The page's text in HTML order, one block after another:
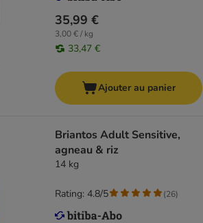
35,99 €
3,00 € / kg
33,47 €
Ajouter au panier
Briantos Adult Sensitive,
agneau & riz
14 kg
Rating: 4.8/5 (26)